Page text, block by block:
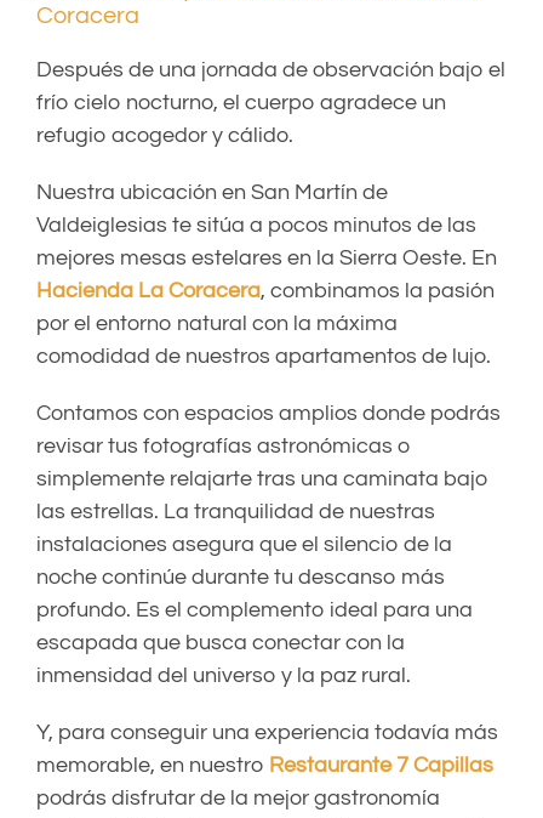
Coracera
Después de una jornada de observación bajo el
frío cielo nocturno, el cuerpo agradece un
refugio acogedor y cálido.
Nuestra ubicación en San Martín de
Valdeiglesias te sitúa a pocos minutos de las
mejores mesas estelares en la Sierra Oeste. En
Hacienda La Coracera, combinamos la pasión
por el entorno natural con la máxima
comodidad de nuestros apartamentos de lujo.
Contamos con espacios amplios donde podrás
revisar tus fotografías astronómicas o
simplemente relajarte tras una caminata bajo
las estrellas. La tranquilidad de nuestras
instalaciones asegura que el silencio de la
noche continúe durante tu descanso más
profundo. Es el complemento ideal para una
escapada que busca conectar con la
inmensidad del universo y la paz rural.
Y, para conseguir una experiencia todavía más
memorable, en nuestro Restaurante 7 Capillas
podrás disfrutar de la mejor gastronomía